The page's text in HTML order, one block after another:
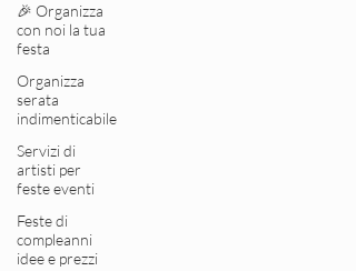
🎉 Organizza
con noi la tua
festa
Organizza
serata
indimenticabile
Servizi di
artisti per
feste eventi
Feste di
compleanni
idee e prezzi